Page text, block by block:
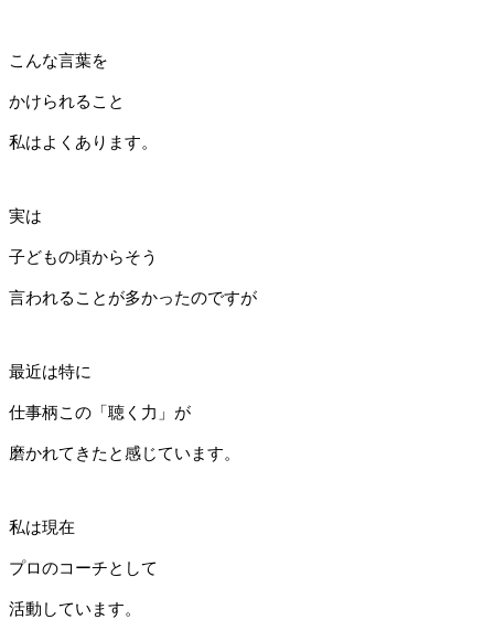
こんな言葉を
かけられること
私はよくあります。
実は
子どもの頃からそう
言われることが多かったのですが
最近は特に
仕事柄この「聴く力」が
磨かれてきたと感じています。
私は現在
プロのコーチとして
活動しています。